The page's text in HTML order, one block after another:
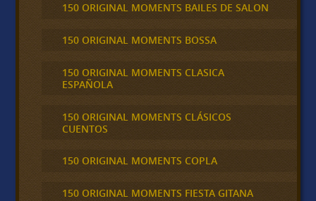
150 ORIGINAL MOMENTS BAILES DE SALON
150 ORIGINAL MOMENTS BOSSA
150 ORIGINAL MOMENTS CLASICA
ESPAÑOLA
150 ORIGINAL MOMENTS CLÁSICOS
CUENTOS
150 ORIGINAL MOMENTS COPLA
150 ORIGINAL MOMENTS FIESTA GITANA